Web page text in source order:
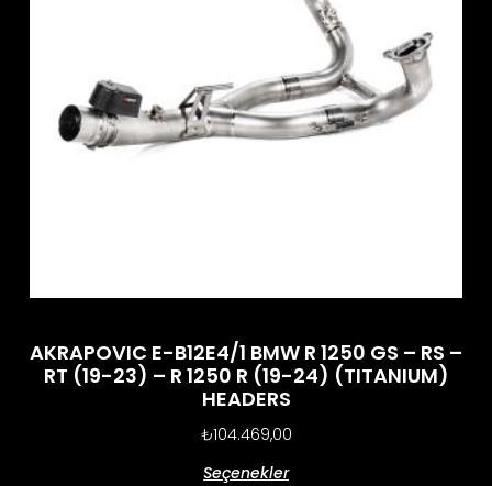
AKRAPOVIC E-B12E4/1 BMW R 1250 GS – RS –
RT (19-23) – R 1250 R (19-24) (TITANIUM)
HEADERS
₺104.469,00
Seçenekler